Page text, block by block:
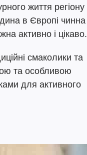
життя регіону
в Європі чинна
активно і цікаво.
смаколики та
та особливою
для активного